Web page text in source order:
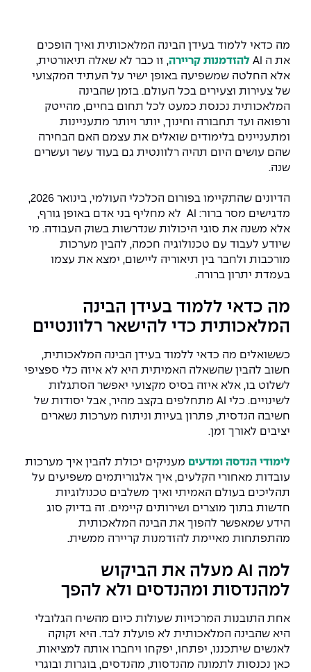
מה כדאי ללמוד בעידן הבינה המלאכותית ואיך הופכים
את ה AI
להזדמנות קריירה, זו כבר לא שאלה תיאורטית,
אלא החלטה שמשפיעה באופן ישיר על העתיד המקצועי
של צעירות וצעירים בכל העולם. בזמן שהבינה
המלאכותית נכנסת כמעט לכל תחום בחיים, מהייטק
ורפואה ועד תחבורה וחינוך, יותר ויותר מתעניינות
ומתעניינים בלימודים שואלים את עצמם האם הבחירה
שהם עושים היום תהיה רלוונטית גם בעוד עשר ועשרים
שנה.
הדיונים שהתקיימו בפורום הכלכלי העולמי, בינואר 2026,
מדגישים מסר ברור: AI לא מחליף בני אדם באופן גורף,
אלא משנה את סוגי היכולות שנדרשות בשוק העבודה. מי
שיודע לעבוד עם טכנולוגיה חכמה, להבין מערכות
מורכבות ולחבר בין תיאוריה ליישום, ימצא את עצמו
בעמדת יתרון ברורה.
מה כדאי ללמוד בעידן הבינה
המלאכותית כדי להישאר רלוונטיים
כששואלים מה כדאי ללמוד בעידן הבינה המלאכותית,
חשוב להבין שהשאלה האמיתית היא לא איזה כלי ספציפי
לשלוט בו, אלא איזה בסיס מקצועי יאפשר הסתגלות
לשינויים. כלי AI מתחלפים בקצב מהיר, אבל יסודות של
חשיבה הנדסית, פתרון בעיות וניתוח מערכות נשארים
יציבים לאורך זמן.
לימודי הנדסה ומדעים מעניקים יכולת להבין איך מערכות
עובדות מאחורי הקלעים, איך אלגוריתמים משפיעים על
תהליכים בעולם האמיתי ואיך משלבים טכנולוגיות
חדשות בתוך מוצרים ושירותים קיימים. זה בדיוק סוג
הידע שמאפשר להפוך את הבינה המלאכותית
מהתפתחות מאיימת להזדמנות קריירה ממשית.
למה AI מעלה את הביקוש
למהנדסות ומהנדסים ולא להפך
אחת התובנות המרכזיות שעולות כיום מהשיח הגלובלי
היא שהבינה המלאכותית לא פועלת לבד. היא זקוקה
לאנשים שיתכננו, יפתחו, יפקחו ויחברו אותה למציאות.
כאן נכנסות לתמונה מהנדסות, מהנדסים, בוגרות ובוגרי
נהלים, תקנונים וחקיקה
הוגנות מגדרית
הצהרת נגישות
לעבוד באפקה
לוח שנה אקדמי
צור קשר
חדשות אפקה
כתבות
ידיעות מן העיתונות
כתבי עת
כואבים את לכתם
לעבוד באפקה
משרות פנויות
אזור אישי
כניסה לסגל
כניסה לסטודנטים
דו-חוגי בהנדסה ומדעים
תואר שני בהנדסה
הנדסת אנרגיה והספק
הנדסה וניהול
הנדסת מערכות
הנדסה רפואית
מערכות תבוניות AI
יחידות לימוד אקדמיות
היחידה לפיזיקה
היחידה לאנגלית
היחידה לחברה ורוח
היחידה ללימודי חוץ
קורס ניהול לוגיסטיקה ורכש
קורס דירקטורים
אווירה נפיצה במתקני חשמל ומכשור
דקאנט הסטודנטים
מרכז קריירה
מעבדות
ספרייה
אגודת הסטודנטים
מעטפת תמיכה למשרתות ולמשרתים
מעטפת חוסן
אופק – מרכזים לפיתוח מיומנויות
נבחרות הספורט
מעורבות חברתית
מרכז החדשנות והיזמות
המרכז לקידום הלמידה
היחידה לבינלאומיות
מלגות
The Afeka Shop
חנות החדשנות והיזמות
עתודה אקדמית
מסלול ישיר לתואר ראשון
מידע למועמד תואר שני
הרשמה און ליין
שאלות ותשובות
מלגות ע״ב נתוני קבלה
תנאי קבלה - הנדסה
למה לעשות תואר שני באפקה?
ולמשרתי המילואים – תשפ״ו
המרכז לאנרגיה מתחדשת ובת קיימא
המרכז למחקר יישומי בעיבוד שפה וקול
המרכז להנדסת חומרים ותהליכים
מרכז ICSGen.AI
כנסים
Skills & Tech
כנסי פיתוח הון אנושי לאומי בהנדסה
כנס עיבוד דיבור